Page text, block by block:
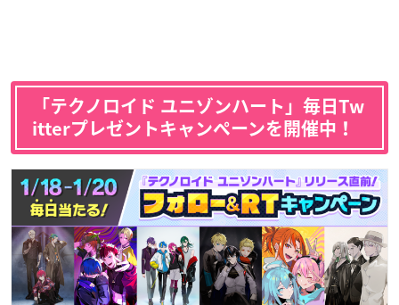
「テクノロイド ユニゾンハート」毎日Tw
itterプレゼントキャンペーンを開催中！